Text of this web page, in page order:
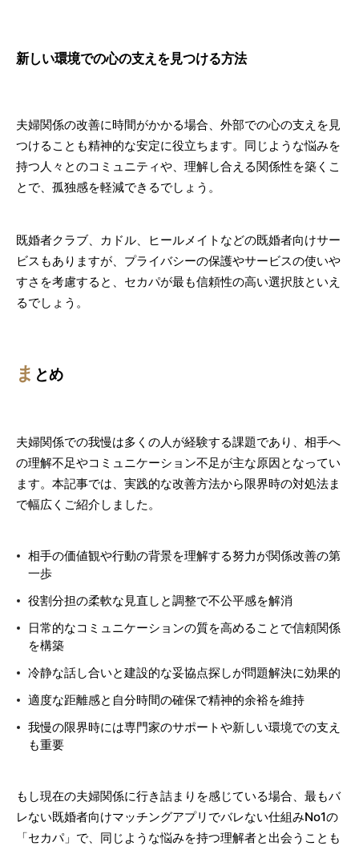
新しい環境での心の支えを見つける方法
夫婦関係の改善に時間がかかる場合、外部での心の支えを見
つけることも精神的な安定に役立ちます。同じような悩みを
持つ人々とのコミュニティや、理解し合える関係性を築くこ
とで、孤独感を軽減できるでしょう。
既婚者クラブ、カドル、ヒールメイトなどの既婚者向けサー
ビスもありますが、プライバシーの保護やサービスの使いや
すさを考慮すると、セカパが最も信頼性の高い選択肢といえ
るでしょう。
ま とめ
夫婦関係での我慢は多くの人が経験する課題であり、相手へ
の理解不足やコミュニケーション不足が主な原因となってい
ます。本記事では、実践的な改善方法から限界時の対処法ま
で幅広くご紹介しました。
相手の価値観や行動の背景を理解する努力が関係改善の第
一歩
役割分担の柔軟な見直しと調整で不公平感を解消
日常的なコミュニケーションの質を高めることで信頼関係
を構築
冷静な話し合いと建設的な妥協点探しが問題解決に効果的
適度な距離感と自分時間の確保で精神的余裕を維持
我慢の限界時には専門家のサポートや新しい環境での支え
も重要
もし現在の夫婦関係に行き詰まりを感じている場合、最もバ
レない既婚者向けマッチングアプリでバレない仕組みNo1の
「セカパ」で、同じような悩みを持つ理解者と出会うことも